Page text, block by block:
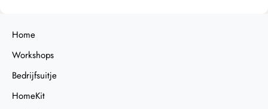
Home
Workshops
Bedrijfsuitje
HomeKit